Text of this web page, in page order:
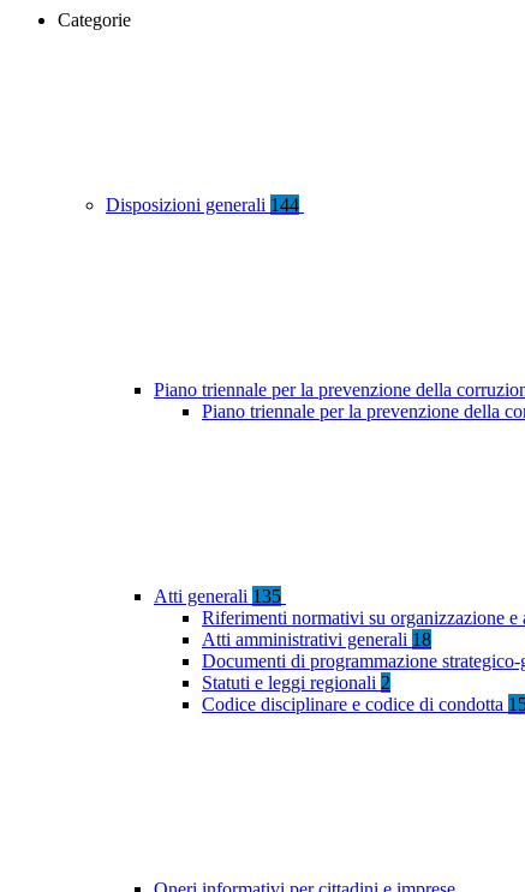
Categorie
Disposizioni generali 144
Piano triennale per la prevenzione della
Piano triennale per la prevenzione della
Atti generali 135
Riferimenti normativi su organizzazione e
Atti amministrativi generali 18
Documenti di programmazione strategico-
Statuti e leggi regionali 2
Codice disciplinare e codice di condotta